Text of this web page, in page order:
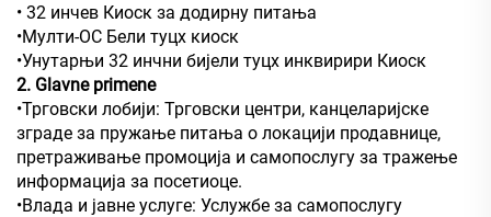
• 32 инчев Киоск за додирну питања
•Мулти-ОС Бели туцх киоск
•Унутарњи 32 инчни бијели туцх инквирири Киоск
2. Glavne primene
•Трговски лобији: Трговски центри, канцеларијске
зграде за пружање питања о локацији продавнице,
претраживање промоција и самопослугу за тражење
информација за посетиоце.
•Влада и јавне услуге: Услужбе за самопослугу